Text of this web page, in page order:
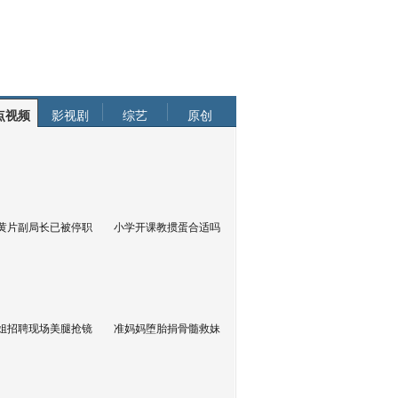
视频 影视剧 综艺 原创
片副局长已被停职 小学开课教掼蛋合适吗
招聘现场美腿抢镜 准妈妈堕胎捐骨髓救妹